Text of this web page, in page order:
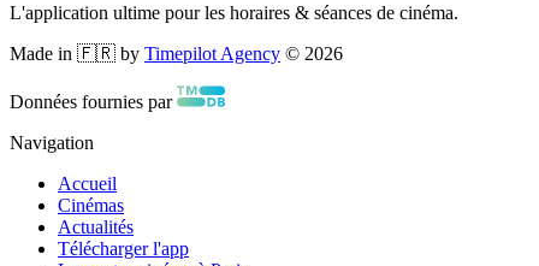
L'application ultime pour les horaires & séances de cinéma.
Made in 🇫🇷 by Timepilot Agency © 2026
Données fournies par
Navigation
Accueil
Cinémas
Actualités
Télécharger l'app